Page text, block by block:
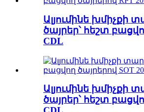
Ալյումինե խմիչքի
ծայրեր՝ հեշտ
CDL
Ալյումինե խմիչքի
ծայրեր՝ հեշտ